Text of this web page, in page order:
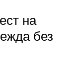
на
без